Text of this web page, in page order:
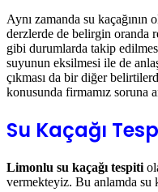
Aynı zamanda su kaçağının
derzlerde de belirgin oranda
gibi durumlarda takip
suyunun eksilmesi ile de
çıkması da bir diğer
konusunda firmamız soruna
Su Kaçağı
Limonlu su kaçağı tespiti
vermekteyiz. Bu anlamda su